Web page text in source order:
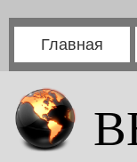
Главная